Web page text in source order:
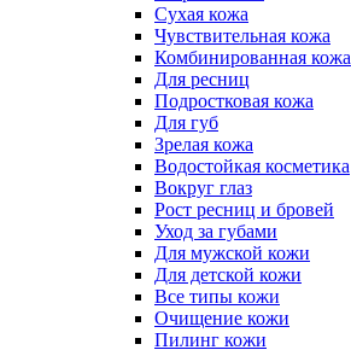
Сухая кожа
Чувствительная кожа
Комбинированная кожа
Для ресниц
Подростковая кожа
Для губ
Зрелая кожа
Водостойкая косметика
Вокруг глаз
Рост ресниц и бровей
Уход за губами
Для мужской кожи
Для детской кожи
Все типы кожи
Очищение кожи
Пилинг кожи